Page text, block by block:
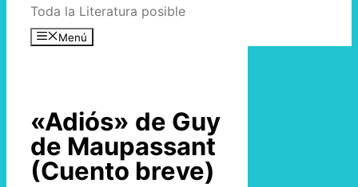
Toda la Literatura posible
Menú
«Adiós» de Guy
de Maupassant
(Cuento breve)